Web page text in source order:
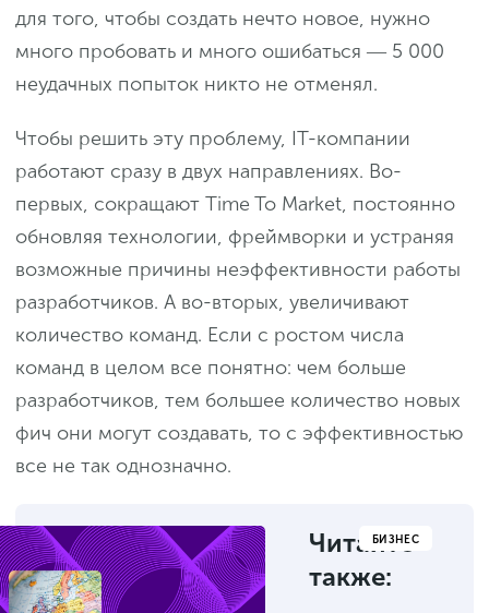
для того, чтобы создать нечто новое, нужно
много пробовать и много ошибаться ― 5 000
неудачных попыток никто не отменял.
Чтобы решить эту проблему, IT-компании
работают сразу в двух направлениях. Во-
первых, сокращают Time To Market, постоянно
обновляя технологии, фреймворки и устраняя
возможные причины неэффективности работы
разработчиков. А во-вторых, увеличивают
количество команд. Если с ростом числа
команд в целом все понятно: чем больше
разработчиков, тем большее количество новых
фич они могут создавать, то с эффективностью
все не так однозначно.
БИЗНЕС
Читайте
также: